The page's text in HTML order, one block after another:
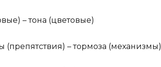
– тона (цветовые)
– тормоза (механизмы)